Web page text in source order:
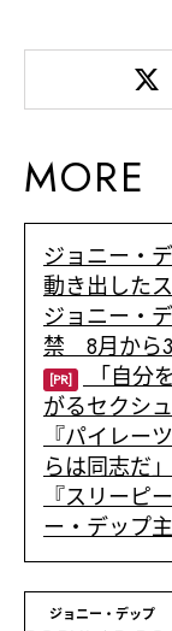
MORE
ジョニー・
動き出した
ジョニー・
禁 8月から
[PR] 「自分
がるセクシ
『パイレー
らは同志だ
『スリーピ
ー・デップ
ジョニー・デップ